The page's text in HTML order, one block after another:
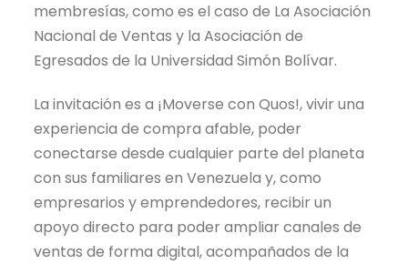
membresías, como es el caso de La Asociación
Nacional de Ventas y la Asociación de
Egresados de la Universidad Simón Bolívar.
La invitación es a ¡Moverse con Quos!, vivir una
experiencia de compra afable, poder
conectarse desde cualquier parte del planeta
con sus familiares en Venezuela y, como
empresarios y emprendedores, recibir un
apoyo directo para poder ampliar canales de
ventas de forma digital, acompañados de la